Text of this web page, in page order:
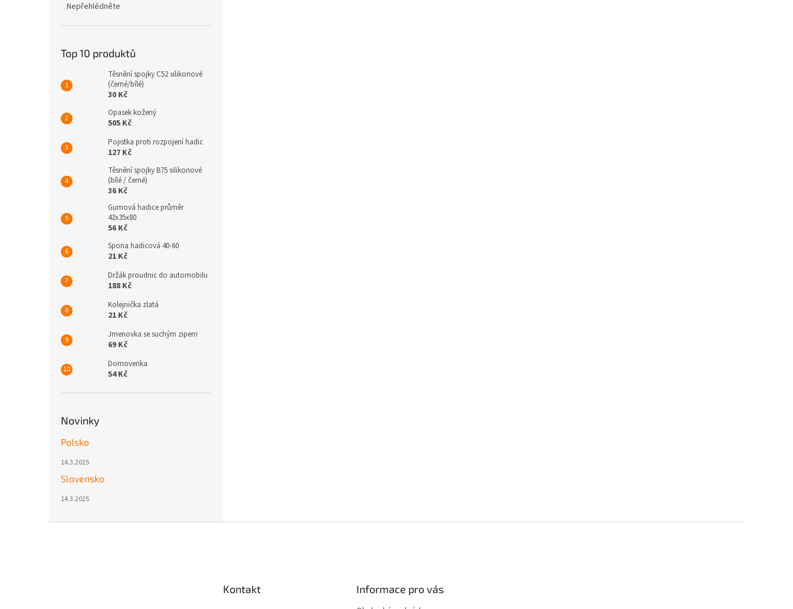
Nepřehlédněte
Top 10 produktů
Těsnění spojky C52 silikonové
(černé/bílé)
30 Kč
Opasek kožený
505 Kč
Pojistka proti rozpojení hadic
127 Kč
Těsnění spojky B75 silikonové
(bílé / černé)
36 Kč
Gumová hadice průměr
42x35x80
56 Kč
Spona hadicová 40-60
21 Kč
Držák proudnic do automobilu
188 Kč
Kolejnička zlatá
21 Kč
Jmenovka se suchým zipem
69 Kč
Domovenka
54 Kč
Novinky
Polsko
14.3.2025
Slovensko
14.3.2025
Kontakt Informace pro vás